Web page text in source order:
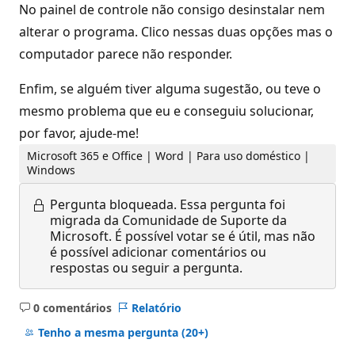
No painel de controle não consigo desinstalar nem
alterar o programa. Clico nessas duas opções mas o
computador parece não responder.
Enfim, se alguém tiver alguma sugestão, ou teve o
mesmo problema que eu e conseguiu solucionar,
por favor, ajude-me!
Microsoft 365 e Office | Word | Para uso doméstico |
Windows
Pergunta bloqueada. Essa pergunta foi
migrada da Comunidade de Suporte da
Microsoft. É possível votar se é útil, mas não
é possível adicionar comentários ou
respostas ou seguir a pergunta.
0 comentários
Sem
comentários
Relatório
Tenho a mesma pergunta (20+)